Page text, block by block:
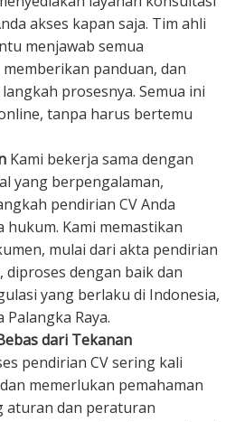
akses kapan saja. Tim ahli
menjawab semua
panduan, dan
prosesnya. Semua ini
tanpa harus bertemu
Kami bekerja sama dengan
yang berpengalaman,
pendirian CV Anda
hukum. Kami memastikan
mulai dari akta pendirian
diproses dengan baik dan
yang berlaku di Indonesia,
Raya.
dari Tekanan
pendirian CV sering kali
memerlukan pemahaman
aturan dan peraturan